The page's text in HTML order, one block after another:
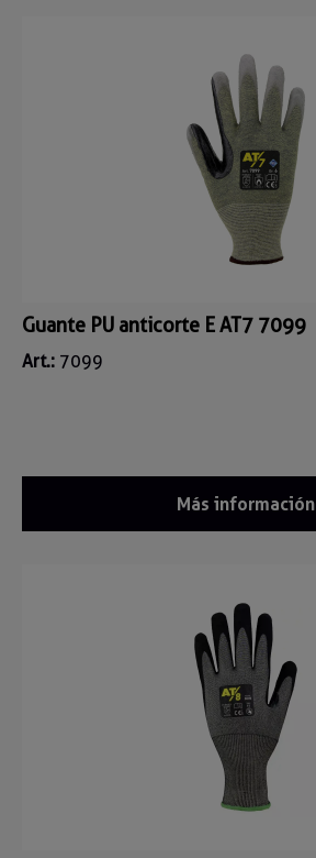
Guante PU anticorte E AT7 7099
Art.: 7099
Más información